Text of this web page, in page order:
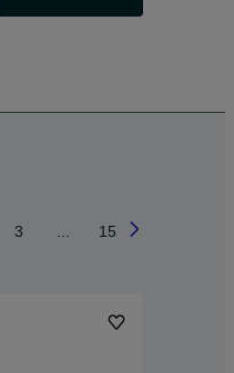
3 15